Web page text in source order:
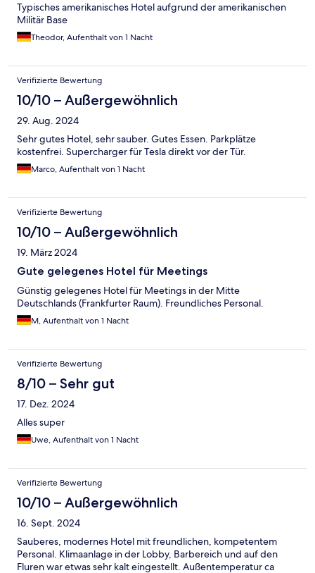
Typisches amerikanisches Hotel aufgrund der amerikanischen
Militär Base
Theodor, Aufenthalt von 1 Nacht
Verifizierte Bewertung
10/10 – Außergewöhnlich
29. Aug. 2024
Sehr gutes Hotel, sehr sauber. Gutes Essen. Parkplätze
kostenfrei. Supercharger für Tesla direkt vor der Tür.
Marco, Aufenthalt von 1 Nacht
Verifizierte Bewertung
10/10 – Außergewöhnlich
19. März 2024
Gute gelegenes Hotel für Meetings
Günstig gelegenes Hotel für Meetings in der Mitte
Deutschlands (Frankfurter Raum). Freundliches Personal.
M, Aufenthalt von 1 Nacht
Verifizierte Bewertung
8/10 – Sehr gut
17. Dez. 2024
Alles super
Uwe, Aufenthalt von 1 Nacht
Verifizierte Bewertung
10/10 – Außergewöhnlich
16. Sept. 2024
Sauberes, modernes Hotel mit freundlichen, kompetentem
Personal. Klimaanlage in der Lobby, Barbereich und auf den
Fluren war etwas sehr kalt eingestellt. Außentemperatur ca